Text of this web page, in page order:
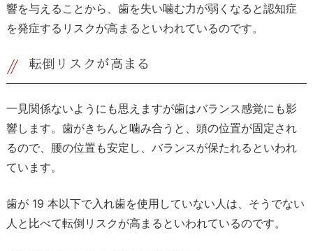
響を与えることから、歯を失い噛む力が弱くなると認知症
を発症するリスクが高まるといわれているのです。
転倒リスクが高まる
一見関係ないようにも思えますが歯はバランス感覚にも影
響します。歯がきちんと噛み合うと、頭の位置が固定され
るので、腰の位置も安定し、バランスが保たれるといわれ
ています。
歯が19 本以下で入れ歯を使用していない人は、そうでない
人と比べて転倒リスクが高まるといわれているのです。